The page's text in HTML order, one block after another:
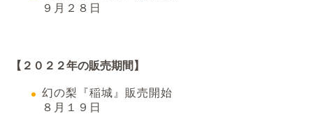
９月２８日
【２０２２年の販売期間】
幻の梨『稲城』販売開始
８月１９日